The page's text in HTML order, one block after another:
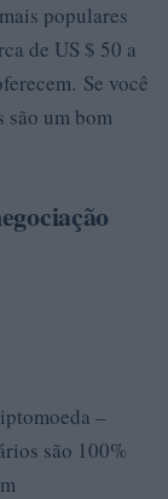
populares
de US $ 50 a
Se você
são um bom
–
são 100%